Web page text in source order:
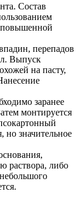
Состав
повышенной
перепадов
Выпуск
на пасту,
заранее
монтируется
но значительное
раствора, либо